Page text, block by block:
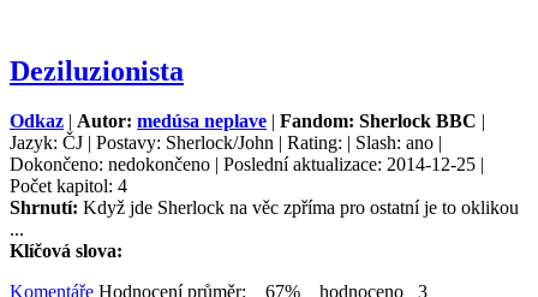
Deziluzionista
Odkaz | Autor: medúsa neplave | Fandom: Sherlock BBC |
Jazyk: ČJ | Postavy: Sherlock/John | Rating: | Slash: ano |
Dokončeno: nedokončeno | Poslední aktualizace: 2014-12-25 |
Počet kapitol: 4
Shrnutí: Když jde Sherlock na věc zpříma pro ostatní je to oklikou
...
Klíčová slova:
Komentáře Hodnocení průměr: 67% hodnoceno 3